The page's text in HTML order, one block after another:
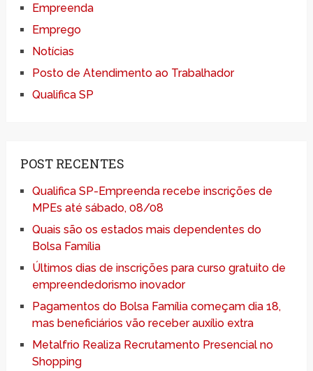
Empreenda
Emprego
Notícias
Posto de Atendimento ao Trabalhador
Qualifica SP
POST RECENTES
Qualifica SP-Empreenda recebe inscrições de
MPEs até sábado, 08/08
Quais são os estados mais dependentes do
Bolsa Família
Últimos dias de inscrições para curso gratuito de
empreendedorismo inovador
Pagamentos do Bolsa Família começam dia 18,
mas beneficiários vão receber auxílio extra
Metalfrio Realiza Recrutamento Presencial no
Shopping